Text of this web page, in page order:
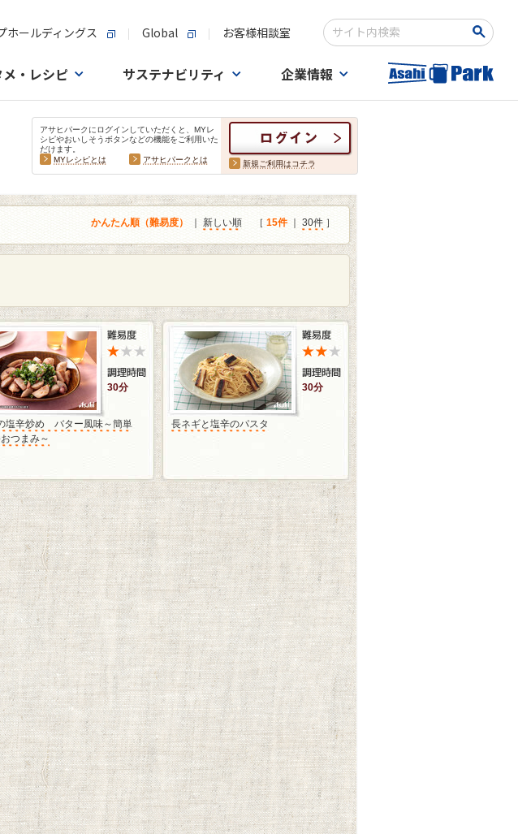
ホールディングス Global お客様相談室
検索キーワード入力
・レシピ サステナビリティ 企業情報
アサヒパークにログインしていただくと、MYレ
シピやおいしそうボタンなどの機能をご利用いた
だけます。
MYレシピとは
アサヒパークとは 新規ご利用はコチラ
かんたん順（難易度） 新しい順 ［ 15件｜ 30件 ］
30分
塩辛炒め バター風味～簡単
つまみ～
30分
長ネギと塩辛のパスタ